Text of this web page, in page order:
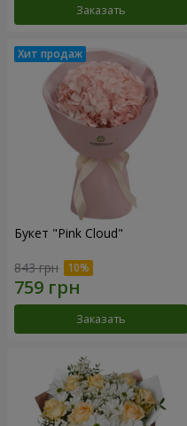
Заказать
Букет "Pink Cloud"
843 грн
Заказать